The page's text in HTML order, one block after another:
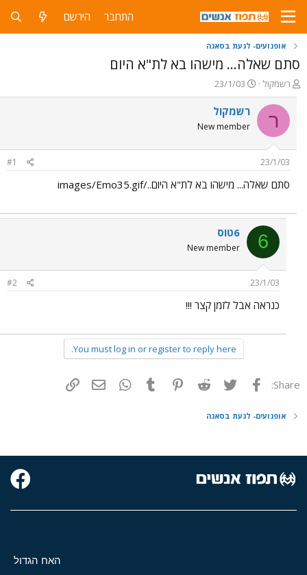
התחבר הירשם
אופנועים- לגעת בסאגה
סתם שאלה... מישהו בא לת"א היום
פ
ו
ת
ח
ה
ש
א
רשמקול
פ
ו
ר
ם
ר
23/1/03
ר רשמקול
New member
23/1/03
#1
סתם שאלה... מישהו בא לת"א היום../images/Emo35.gif
6 6טוס
New member
23/1/03
#2
כנראה אבל לזמן קצר !!!
You must log in or register to reply here.
Share: פייסבוק Twitter
Reddit
Pinterest
Tumblr
WhatsAppדואר אלקטרוני
אופנועים- לגעת בסאגה
האח הגדול